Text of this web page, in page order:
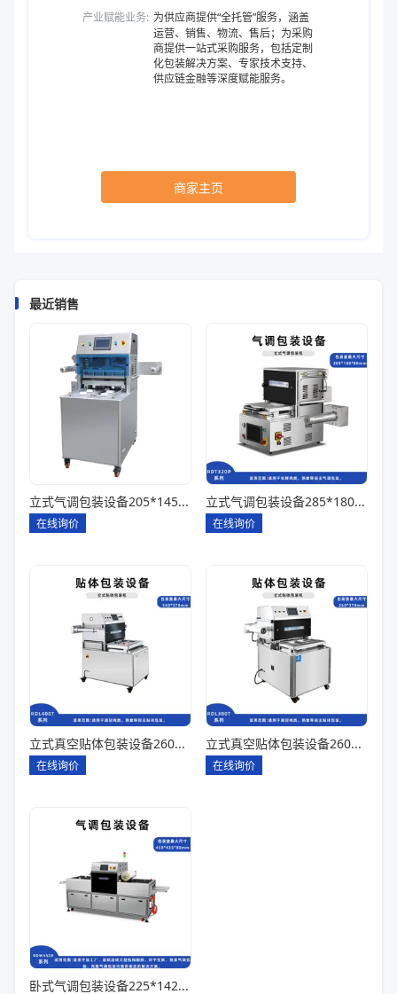
产业赋能业务: 为供应商提供“全托管”服务，涵盖
运营、销售、物流、售后；为采购
商提供一站式采购服务，包括定制
化包装解决方案、专家技术支持、
供应链金融等深度赋能服务。
商家主页
最近销售
立式气调包装设备205*145*85一出四
在线询价
立式气调包装设备285*180*80一出一
在线询价
立式真空贴体包装设备260*180一出四
在线询价
立式真空贴体包装设备260*180一出二
在线询价
卧式气调包装设备225*142*80一出六